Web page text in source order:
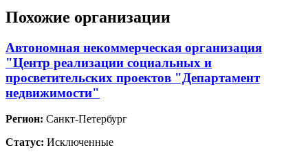
Похожие организации
Автономная некоммерческая организация
"Центр реализации социальных и
просветительских проектов "Департамент
недвижимости"
Регион: Санкт-Петербург
Статус: Исключенные